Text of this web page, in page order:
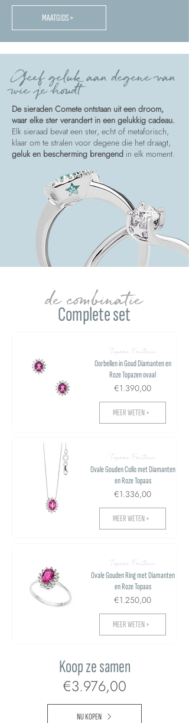
MAATGIDS >
Geef geluk aan degene van
wie je houdt
De sieraden Comete ontstaan uit een droom,
waar elke ster verandert in een gelukkig cadeau.
Elk sieraad bevat een ster, echt of metaforisch,
klaar om te stralen voor degene die het draagt,
geluk en bescherming brengend in elk moment.
Complete set
de combinatie
Topaas Fantasie
Oorbellen in Goud Diamanten en
Roze Topazen ovaal
€1.390,00
MEER WETEN >
Topaas Fantasie
Ovale Gouden Collo met Diamanten
en Roze Topaas
€1.336,00
MEER WETEN >
Topaas Fantasie
Ovale Gouden Ring met Diamanten
en Roze Topaas
€1.250,00
MEER WETEN >
Koop ze samen
€3.976,00
NU KOPEN